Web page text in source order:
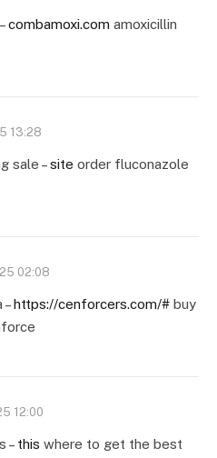
combamoxi.com amoxicillin
13:28
sale –site order fluconazole
02:08
–https://cenforcers.com/# buy
12:00
– this where to get the best